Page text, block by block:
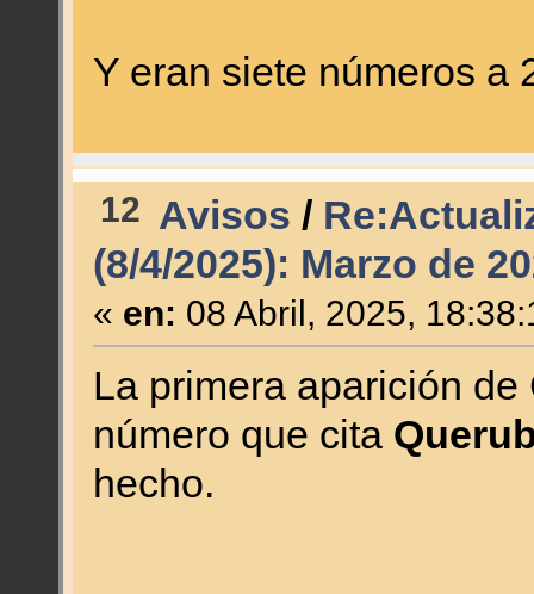
Y eran siete números a
12 Avisos /
(8/4/2025): Marzo de
« en: 08 Abril, 2025,
La primera aparición
número que cita
hecho.